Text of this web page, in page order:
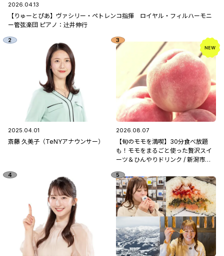
2026.04.13
【りゅーとぴあ】ヴァシリー・ペトレンコ指揮 ロイヤル・フィルハーモニ
ー管弦楽団 ピアノ：辻󠄀井伸行
2025.04.01
斎藤 久美子（TeNYアナウンサー）
2026.08.07
【旬のモモを満喫】30分食べ放題
も！モモをまるごと使った贅沢スイ
ーツ＆ひんやりドリンク / 新潟市南